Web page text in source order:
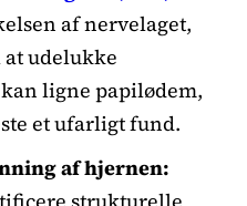
af nervelaget,
at udelukke
ligne papilødem,
et ufarligt fund.
af hjernen: